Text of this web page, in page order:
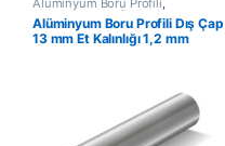
Alüminyum Boru Profili,
Alüminyum Profil En Çok
Satanlar,İndirimli Ürünler
Alüminyum Boru Profili Dış Çap
13 mm Et Kalınlığı 1,2 mm